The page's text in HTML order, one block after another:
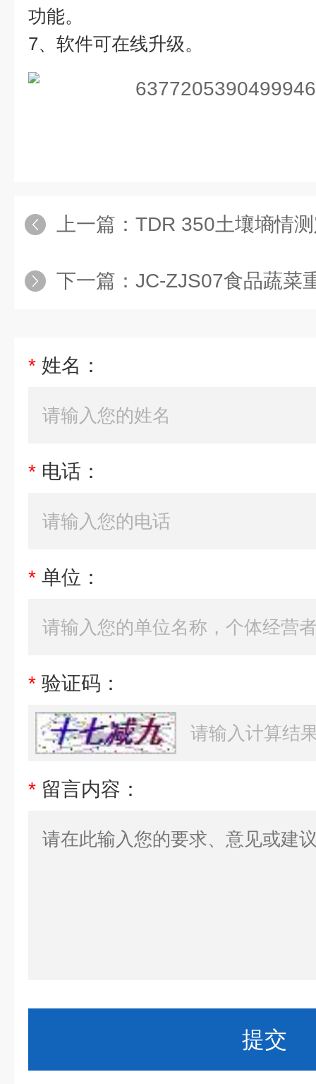
功能。
7、软件可在线升级。
上一篇： TDR 350土壤墒情
下一篇： JC-ZJS07食品蔬菜
* 姓名：
* 电话：
* 单位：
* 验证码：
* 留言内容：